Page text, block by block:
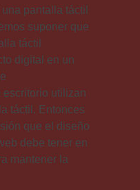
pantalla táctil
suponer que
táctil
digital en un
escritorio utilizan
táctil. Entonces
que el diseño
debe tener en
mantener la